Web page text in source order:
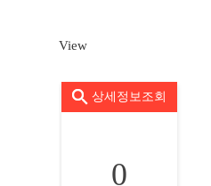
View
상세정보조회
0